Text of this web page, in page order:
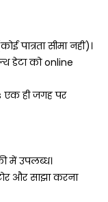
पात्रता सीमा नहीं)।
डेटा को online
एक ही जगह पर
में उपलब्ध।
और साझा करना